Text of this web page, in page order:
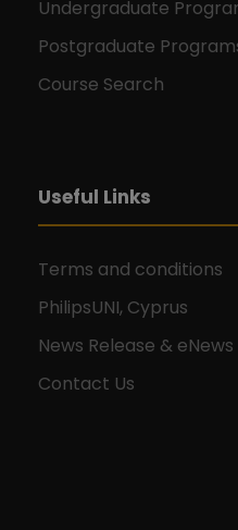
Undergraduate
Postgraduate
Course Search
Useful Links
Terms and conditions
PhilipsUNI, Cyprus
News Release & eNews
Contact Us